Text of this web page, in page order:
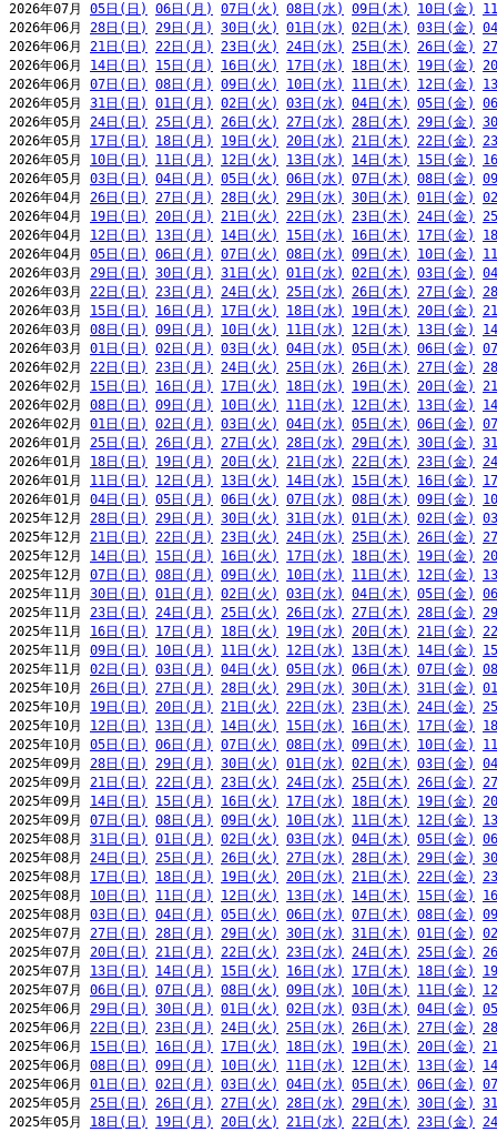
2026年07月 05日(日) 06日(月) 07日(火) 08日(水) 09日(木) 10日(金)
2026年06月 28日(日) 29日(月) 30日(火) 01日(水) 02日(木) 03日(金)
2026年06月 21日(日) 22日(月) 23日(火) 24日(水) 25日(木) 26日(金)
2026年06月 14日(日) 15日(月) 16日(火) 17日(水) 18日(木) 19日(金)
2026年06月 07日(日) 08日(月) 09日(火) 10日(水) 11日(木) 12日(金)
2026年05月 31日(日) 01日(月) 02日(火) 03日(水) 04日(木) 05日(金)
2026年05月 24日(日) 25日(月) 26日(火) 27日(水) 28日(木) 29日(金)
2026年05月 17日(日) 18日(月) 19日(火) 20日(水) 21日(木) 22日(金)
2026年05月 10日(日) 11日(月) 12日(火) 13日(水) 14日(木) 15日(金)
2026年05月 03日(日) 04日(月) 05日(火) 06日(水) 07日(木) 08日(金)
2026年04月 26日(日) 27日(月) 28日(火) 29日(水) 30日(木) 01日(金)
2026年04月 19日(日) 20日(月) 21日(火) 22日(水) 23日(木) 24日(金)
2026年04月 12日(日) 13日(月) 14日(火) 15日(水) 16日(木) 17日(金)
2026年04月 05日(日) 06日(月) 07日(火) 08日(水) 09日(木) 10日(金)
2026年03月 29日(日) 30日(月) 31日(火) 01日(水) 02日(木) 03日(金)
2026年03月 22日(日) 23日(月) 24日(火) 25日(水) 26日(木) 27日(金)
2026年03月 15日(日) 16日(月) 17日(火) 18日(水) 19日(木) 20日(金)
2026年03月 08日(日) 09日(月) 10日(火) 11日(水) 12日(木) 13日(金)
2026年03月 01日(日) 02日(月) 03日(火) 04日(水) 05日(木) 06日(金)
2026年02月 22日(日) 23日(月) 24日(火) 25日(水) 26日(木) 27日(金)
2026年02月 15日(日) 16日(月) 17日(火) 18日(水) 19日(木) 20日(金)
2026年02月 08日(日) 09日(月) 10日(火) 11日(水) 12日(木) 13日(金)
2026年02月 01日(日) 02日(月) 03日(火) 04日(水) 05日(木) 06日(金)
2026年01月 25日(日) 26日(月) 27日(火) 28日(水) 29日(木) 30日(金)
2026年01月 18日(日) 19日(月) 20日(火) 21日(水) 22日(木) 23日(金)
2026年01月 11日(日) 12日(月) 13日(火) 14日(水) 15日(木) 16日(金)
2026年01月 04日(日) 05日(月) 06日(火) 07日(水) 08日(木) 09日(金)
2025年12月 28日(日) 29日(月) 30日(火) 31日(水) 01日(木) 02日(金)
2025年12月 21日(日) 22日(月) 23日(火) 24日(水) 25日(木) 26日(金)
2025年12月 14日(日) 15日(月) 16日(火) 17日(水) 18日(木) 19日(金)
2025年12月 07日(日) 08日(月) 09日(火) 10日(水) 11日(木) 12日(金)
2025年11月 30日(日) 01日(月) 02日(火) 03日(水) 04日(木) 05日(金)
2025年11月 23日(日) 24日(月) 25日(火) 26日(水) 27日(木) 28日(金)
2025年11月 16日(日) 17日(月) 18日(火) 19日(水) 20日(木) 21日(金)
2025年11月 09日(日) 10日(月) 11日(火) 12日(水) 13日(木) 14日(金)
2025年11月 02日(日) 03日(月) 04日(火) 05日(水) 06日(木) 07日(金)
2025年10月 26日(日) 27日(月) 28日(火) 29日(水) 30日(木) 31日(金)
2025年10月 19日(日) 20日(月) 21日(火) 22日(水) 23日(木) 24日(金)
2025年10月 12日(日) 13日(月) 14日(火) 15日(水) 16日(木) 17日(金)
2025年10月 05日(日) 06日(月) 07日(火) 08日(水) 09日(木) 10日(金)
2025年09月 28日(日) 29日(月) 30日(火) 01日(水) 02日(木) 03日(金)
2025年09月 21日(日) 22日(月) 23日(火) 24日(水) 25日(木) 26日(金)
2025年09月 14日(日) 15日(月) 16日(火) 17日(水) 18日(木) 19日(金)
2025年09月 07日(日) 08日(月) 09日(火) 10日(水) 11日(木) 12日(金)
2025年08月 31日(日) 01日(月) 02日(火) 03日(水) 04日(木) 05日(金)
2025年08月 24日(日) 25日(月) 26日(火) 27日(水) 28日(木) 29日(金)
2025年08月 17日(日) 18日(月) 19日(火) 20日(水) 21日(木) 22日(金)
2025年08月 10日(日) 11日(月) 12日(火) 13日(水) 14日(木) 15日(金)
2025年08月 03日(日) 04日(月) 05日(火) 06日(水) 07日(木) 08日(金)
2025年07月 27日(日) 28日(月) 29日(火) 30日(水) 31日(木) 01日(金)
2025年07月 20日(日) 21日(月) 22日(火) 23日(水) 24日(木) 25日(金)
2025年07月 13日(日) 14日(月) 15日(火) 16日(水) 17日(木) 18日(金)
2025年07月 06日(日) 07日(月) 08日(火) 09日(水) 10日(木) 11日(金)
2025年06月 29日(日) 30日(月) 01日(火) 02日(水) 03日(木) 04日(金)
2025年06月 22日(日) 23日(月) 24日(火) 25日(水) 26日(木) 27日(金)
2025年06月 15日(日) 16日(月) 17日(火) 18日(水) 19日(木) 20日(金)
2025年06月 08日(日) 09日(月) 10日(火) 11日(水) 12日(木) 13日(金)
2025年06月 01日(日) 02日(月) 03日(火) 04日(水) 05日(木) 06日(金)
2025年05月 25日(日) 26日(月) 27日(火) 28日(水) 29日(木) 30日(金)
2025年05月 18日(日) 19日(月) 20日(火) 21日(水) 22日(木) 23日(金)